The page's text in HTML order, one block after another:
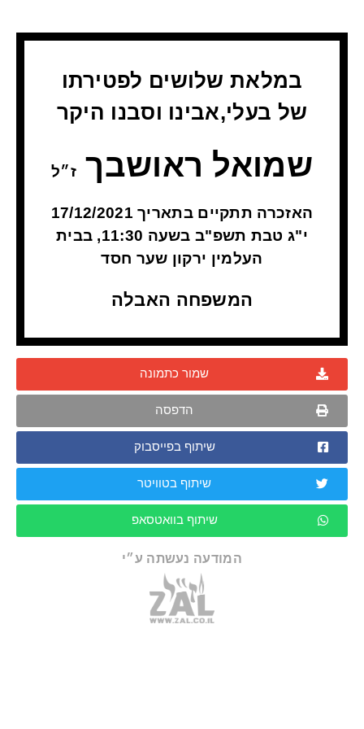
במלאת שלושים לפטירתו
של בעלי,אבינו וסבנו היקר
שמואל ראושבך ז״ל
האזכרה תתקיים בתאריך 17/12/2021
י"ג טבת תשפ"ב בשעה 11:30, בבית
העלמין ירקון שער חסד
המשפחה האבלה
שמור כתמונה
הדפסה
שיתוף בפייסבוק
שיתוף בטוויטר
שיתוף בוואטסאפ
המודעה נעשתה ע״י